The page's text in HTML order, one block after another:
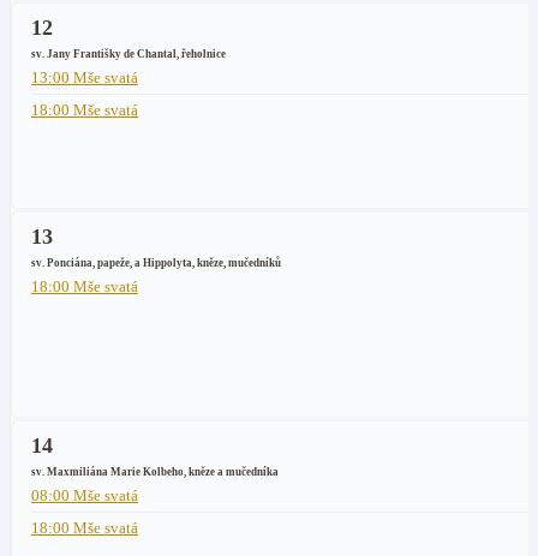
12
sv. Jany Františky de Chantal, řeholnice
13:00 Mše svatá
18:00 Mše svatá
13
sv. Ponciána, papeže, a Hippolyta, kněze, mučedníků
18:00 Mše svatá
14
sv. Maxmiliána Marie Kolbeho, kněze a mučedníka
08:00 Mše svatá
18:00 Mše svatá